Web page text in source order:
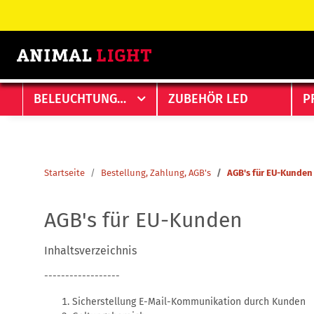
BELEUCHTUNGEN ZUBEHÖR LED
Startseite Bestellung, Zahlung, AGB's AGB's für EU-Kunden
AGB's für EU-Kunden
Inhaltsverzeichnis
------------------
Sicherstellung E-Mail-Kommunikation durch Kunden